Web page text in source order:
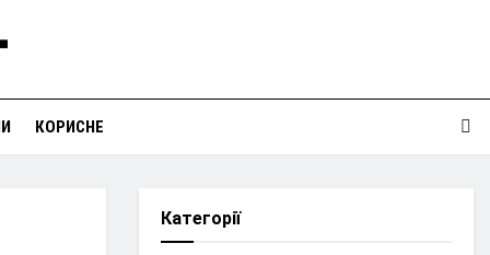
КОРИСНЕ
Категорії